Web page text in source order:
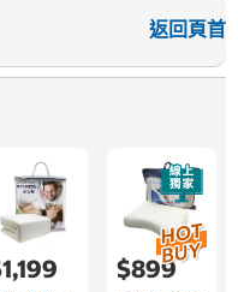
返回頁首
$899